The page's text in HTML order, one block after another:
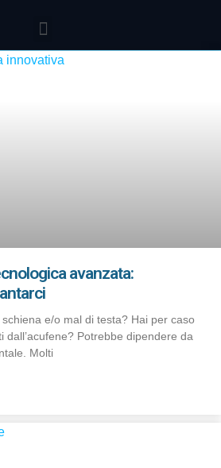
avanzata:
e/o mal di testa? Hai per caso
dall’acufene? Potrebbe dipendere da
Molti